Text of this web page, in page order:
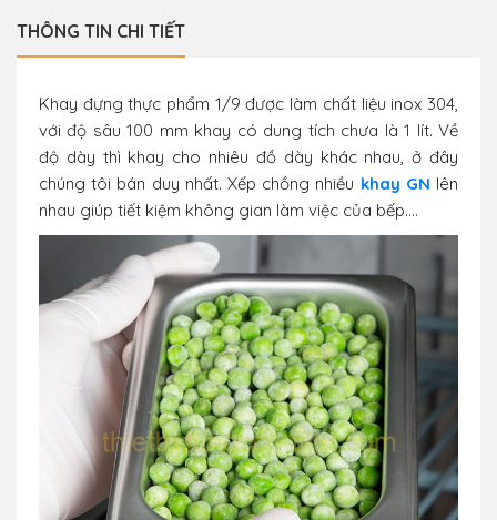
THÔNG TIN CHI TIẾT
Khay đựng thực phẩm 1/9 được làm chất liệu inox 304,
với độ sâu 100 mm khay có dung tích chưa là 1 lít. Về
độ dày thì khay cho nhiêu đồ dày khác nhau, ở đây
chúng tôi bán duy nhất. Xếp chồng nhiều khay GN lên
nhau giúp tiết kiệm không gian làm việc của bếp....